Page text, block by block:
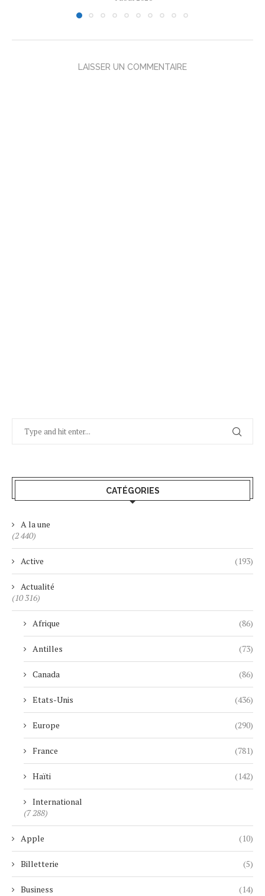
LAISSER UN COMMENTAIRE
CATÉGORIES
A la une
(2 440)
Active (193)
Actualité
(10 316)
Afrique (86)
Antilles (73)
Canada (86)
Etats-Unis (436)
Europe (290)
France (781)
Haïti (142)
International
(7 288)
Apple (10)
Billetterie (5)
Business (14)